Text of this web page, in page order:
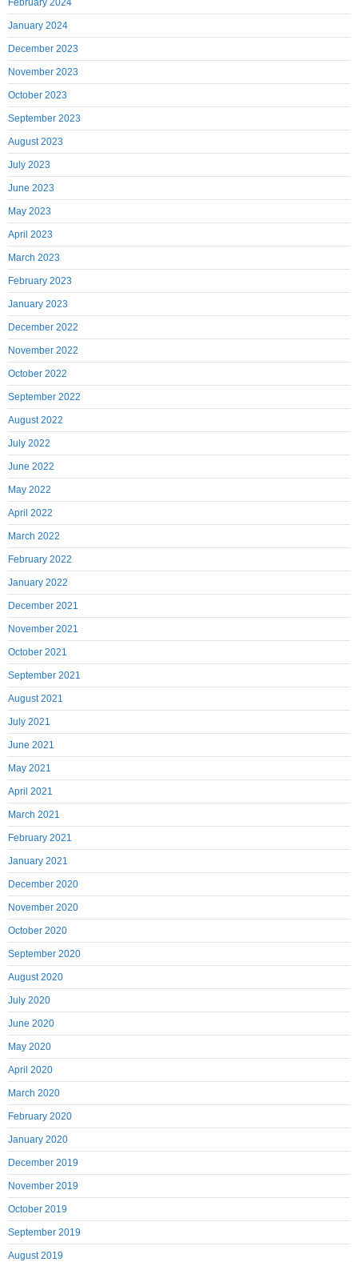
February 2024
January 2024
December 2023
November 2023
October 2023
September 2023
August 2023
July 2023
June 2023
May 2023
April 2023
March 2023
February 2023
January 2023
December 2022
November 2022
October 2022
September 2022
August 2022
July 2022
June 2022
May 2022
April 2022
March 2022
February 2022
January 2022
December 2021
November 2021
October 2021
September 2021
August 2021
July 2021
June 2021
May 2021
April 2021
March 2021
February 2021
January 2021
December 2020
November 2020
October 2020
September 2020
August 2020
July 2020
June 2020
May 2020
April 2020
March 2020
February 2020
January 2020
December 2019
November 2019
October 2019
September 2019
August 2019